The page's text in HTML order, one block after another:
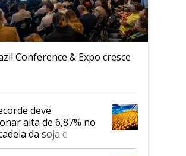
Conference & Expo cresce
deve
alta de 6,87% no
da soja e
em 2026